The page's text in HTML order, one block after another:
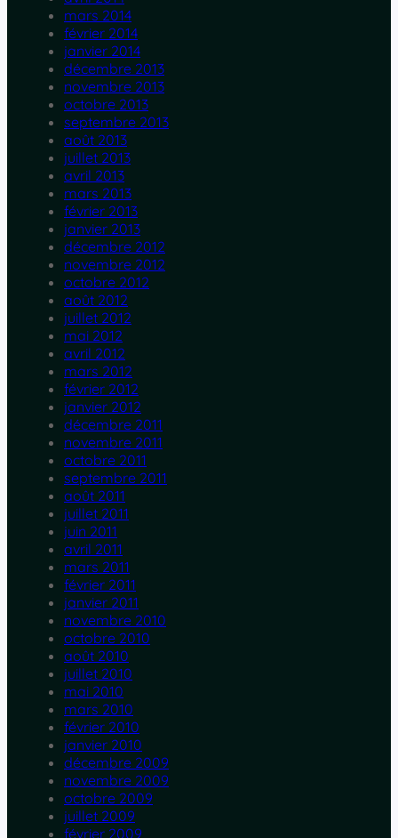
mars 2014
février 2014
janvier 2014
décembre 2013
novembre 2013
octobre 2013
septembre 2013
août 2013
juillet 2013
avril 2013
mars 2013
février 2013
janvier 2013
décembre 2012
novembre 2012
octobre 2012
août 2012
juillet 2012
mai 2012
avril 2012
mars 2012
février 2012
janvier 2012
décembre 2011
novembre 2011
octobre 2011
septembre 2011
août 2011
juillet 2011
juin 2011
avril 2011
mars 2011
février 2011
janvier 2011
novembre 2010
octobre 2010
août 2010
juillet 2010
mai 2010
mars 2010
février 2010
janvier 2010
décembre 2009
novembre 2009
octobre 2009
juillet 2009
février 2009